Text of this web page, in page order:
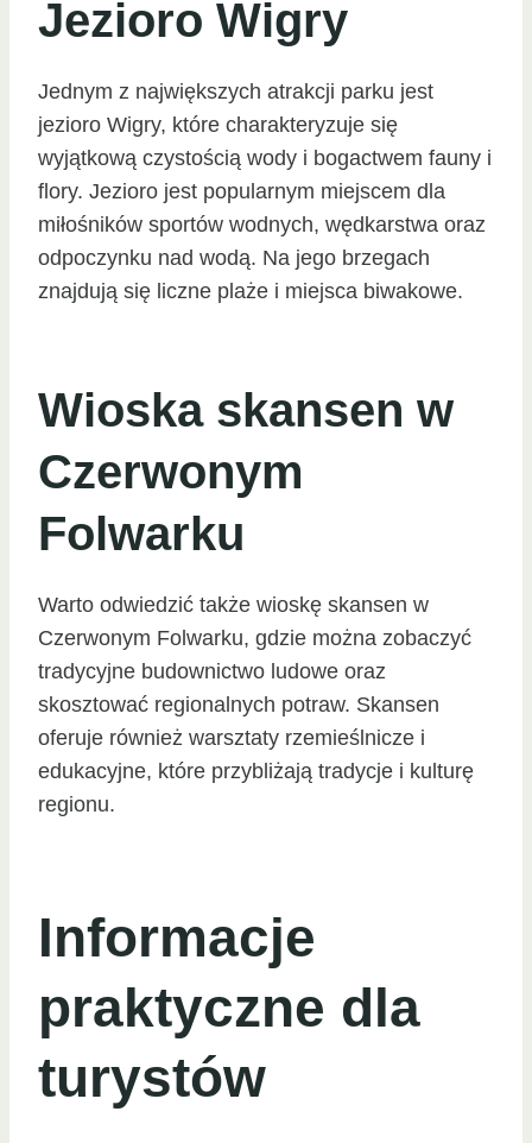
Jezioro Wigry
Jednym z największych atrakcji parku jest
jezioro Wigry, które charakteryzuje się
wyjątkową czystością wody i bogactwem fauny i
flory. Jezioro jest popularnym miejscem dla
miłośników sportów wodnych, wędkarstwa oraz
odpoczynku nad wodą. Na jego brzegach
znajdują się liczne plaże i miejsca biwakowe.
Wioska skansen w
Czerwonym
Folwarku
Warto odwiedzić także wioskę skansen w
Czerwonym Folwarku, gdzie można zobaczyć
tradycyjne budownictwo ludowe oraz
skosztować regionalnych potraw. Skansen
oferuje również warsztaty rzemieślnicze i
edukacyjne, które przybliżają tradycje i kulturę
regionu.
Informacje
praktyczne dla
turystów